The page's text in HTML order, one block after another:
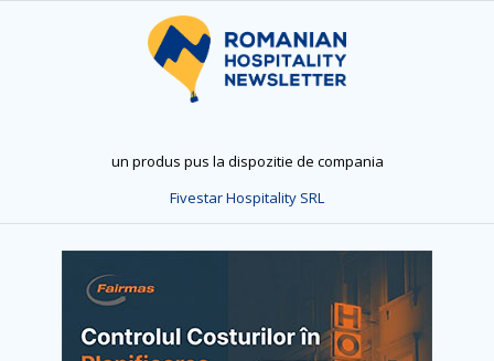
un produs pus la dispozitie de compania
Fivestar Hospitality SRL